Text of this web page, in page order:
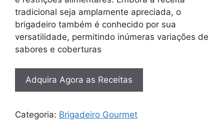
tradicional seja amplamente apreciada, o
brigadeiro também é conhecido por sua
versatilidade, permitindo inúmeras variações de
sabores e coberturas
Adquira Agora as Receitas
Categoria: Brigadeiro Gourmet